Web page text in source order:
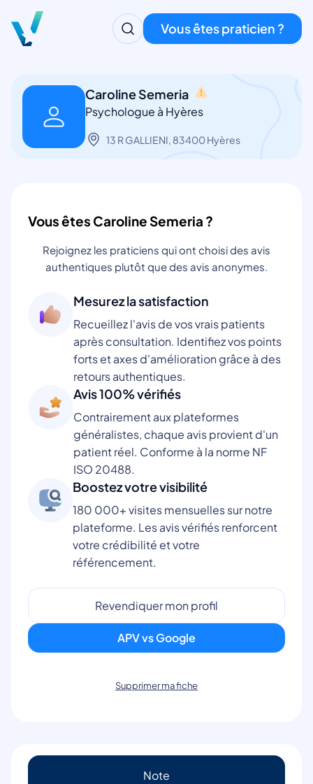
Vous êtes praticien ?
Caroline Semeria
Psychologue à Hyères
13 R GALLIENI, 83400 Hyères
Vous êtes Caroline Semeria ?
Rejoignez les praticiens qui ont choisi des avis
authentiques plutôt que des avis anonymes.
Mesurez la satisfaction
Recueillez l'avis de vos vrais patients
après consultation. Identifiez vos points
forts et axes d'amélioration grâce à des
retours authentiques.
Avis 100% vérifiés
Contrairement aux plateformes
généralistes, chaque avis provient d'un
patient réel. Conforme à la norme NF
ISO 20488.
Boostez votre visibilité
180 000+ visites mensuelles sur notre
plateforme. Les avis vérifiés renforcent
votre crédibilité et votre
référencement.
Revendiquer mon profil
APV vs Google
Supprimer ma fiche
Note